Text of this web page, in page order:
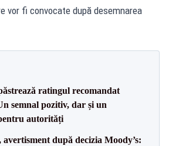
vor fi convocate după desemnarea
ratingul recomandat
semnal pozitiv, dar și un
autorități
după decizia Moody’s: